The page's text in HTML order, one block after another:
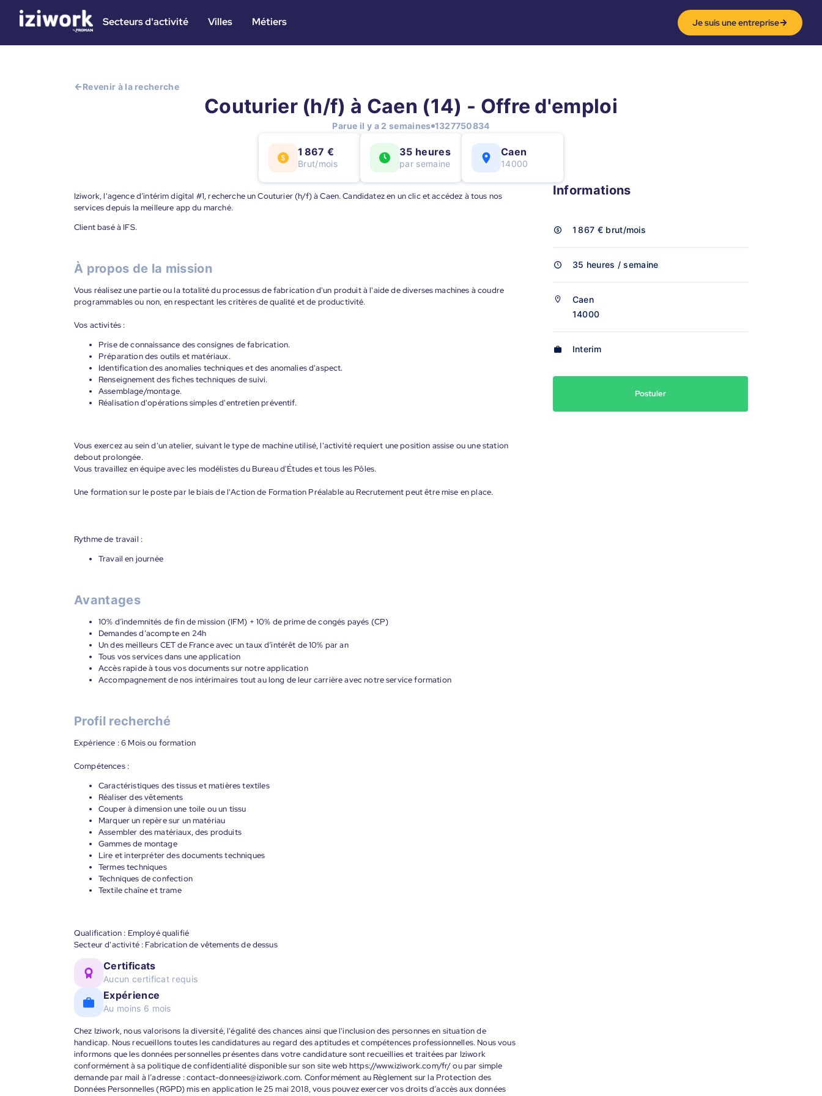
Secteurs d'activité Villes Métiers Je suis une entreprise
Revenir à la recherche
Couturier (h/f) à Caen (14) - Offre d'emploi
Parue il y a 2 semaines 1327750834
1 867 €
Brut/mois
35 heures
par semaine
Caen
14000
Iziwork, l'agence d’intérim digital #1, recherche un Couturier (h/f) à Caen. Candidatez en un clic et accédez à tous nos
services depuis la meilleure app du marché.
Client basé à IFS.
À propos de la mission
Vous réalisez une partie ou la totalité du processus de fabrication d'un produit à l'aide de diverses machines à coudre
programmables ou non, en respectant les critères de qualité et de productivité.
Vos activités :
Prise de connaissance des consignes de fabrication.
Préparation des outils et matériaux.
Identification des anomalies techniques et des anomalies d'aspect.
Renseignement des fiches techniques de suivi.
Assemblage/montage.
Réalisation d'opérations simples d'entretien préventif.
Vous exercez au sein d'un atelier, suivant le type de machine utilisé, l'activité requiert une position assise ou une station
debout prolongée.
Vous travaillez en équipe avec les modélistes du Bureau d'Études et tous les Pôles.
Une formation sur le poste par le biais de l'Action de Formation Préalable au Recrutement peut être mise en place.
Rythme de travail :
Travail en journée
Avantages
10% d’indemnités de fin de mission (IFM) + 10% de prime de congés payés (CP)
Demandes d’acompte en 24h
Un des meilleurs CET de France avec un taux d’intérêt de 10% par an
Tous vos services dans une application
Accès rapide à tous vos documents sur notre application
Accompagnement de nos intérimaires tout au long de leur carrière avec notre service formation
Profil recherché
Expérience : 6 Mois ou formation
Compétences :
Caractéristiques des tissus et matières textiles
Réaliser des vêtements
Couper à dimension une toile ou un tissu
Marquer un repère sur un matériau
Assembler des matériaux, des produits
Gammes de montage
Lire et interpréter des documents techniques
Termes techniques
Techniques de confection
Textile chaîne et trame
Qualification : Employé qualifié
Secteur d'activité : Fabrication de vêtements de dessus
Certificats
Aucun certificat requis
Expérience
Au moins 6 mois
Chez Iziwork, nous valorisons la diversité, l'égalité des chances ainsi que l'inclusion des personnes en situation de
handicap. Nous recueillons toutes les candidatures au regard des aptitudes et compétences professionnelles. Nous vous
informons que les données personnelles présentes dans votre candidature sont recueillies et traitées par Iziwork
conformément à sa politique de confidentialité disponible sur son site web https://www.iziwork.com/fr/ ou par simple
demande par mail à l’adresse : contact-donnees@iziwork.com. Conformément au Règlement sur la Protection des
Données Personnelles (RGPD) mis en application le 25 mai 2018, vous pouvez exercer vos droits d’accès aux données
Informations
1 867 € brut/mois
35 heures / semaine
Caen
14000
Interim
Postuler